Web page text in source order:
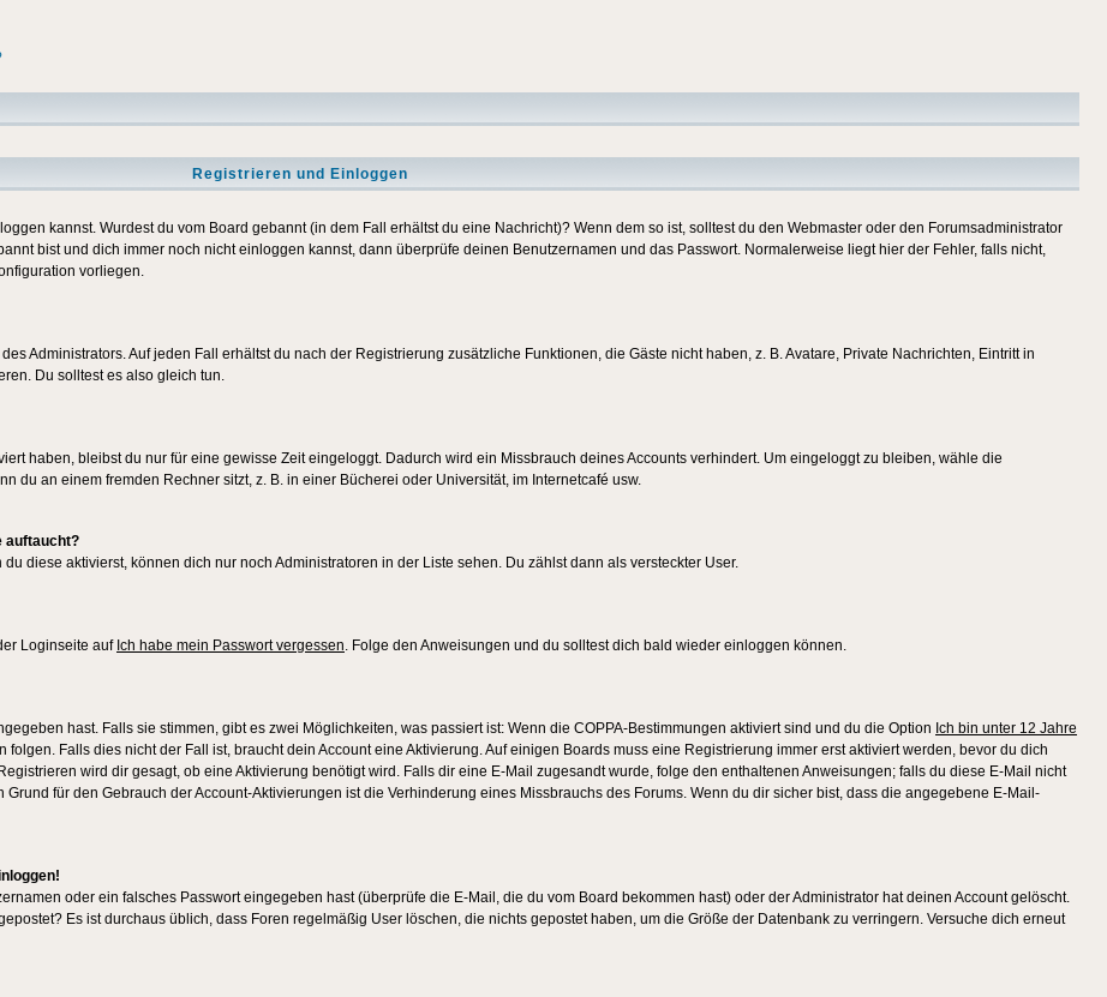
Registrieren und Einloggen
kannst. Wurdest du vom Board gebannt (in dem Fall erhältst du eine Nachricht)? Wenn dem so ist, solltest du den Webmaster oder den Forumsadministrator
bist und dich immer noch nicht einloggen kannst, dann überprüfe deinen Benutzernamen und das Passwort. Normalerweise liegt hier der Fehler, falls nicht,
vorliegen.
Administrators. Auf jeden Fall erhältst du nach der Registrierung zusätzliche Funktionen, die Gäste nicht haben, z. B. Avatare, Private Nachrichten, Eintritt in
Du solltest es also gleich tun.
haben, bleibst du nur für eine gewisse Zeit eingeloggt. Dadurch wird ein Missbrauch deines Accounts verhindert. Um eingeloggt zu bleiben, wähle die
du an einem fremden Rechner sitzt, z. B. in einer Bücherei oder Universität, im Internetcafé usw.
auftaucht?
du diese aktivierst, können dich nur noch Administratoren in der Liste sehen. Du zählst dann als versteckter User.
Loginseite auf Ich habe mein Passwort vergessen. Folge den Anweisungen und du solltest dich bald wieder einloggen können.
hast. Falls sie stimmen, gibt es zwei Möglichkeiten, was passiert ist: Wenn die COPPA-Bestimmungen aktiviert sind und du die Option Ich bin unter 12 Jahre
Falls dies nicht der Fall ist, braucht dein Account eine Aktivierung. Auf einigen Boards muss eine Registrierung immer erst aktiviert werden, bevor du dich
wird dir gesagt, ob eine Aktivierung benötigt wird. Falls dir eine E-Mail zugesandt wurde, folge den enthaltenen Anweisungen; falls du diese E-Mail nicht
für den Gebrauch der Account-Aktivierungen ist die Verhinderung eines Missbrauchs des Forums. Wenn du dir sicher bist, dass die angegebene E-Mail-
oder ein falsches Passwort eingegeben hast (überprüfe die E-Mail, die du vom Board bekommen hast) oder der Administrator hat deinen Account gelöscht.
Es ist durchaus üblich, dass Foren regelmäßig User löschen, die nichts gepostet haben, um die Größe der Datenbank zu verringern. Versuche dich erneut